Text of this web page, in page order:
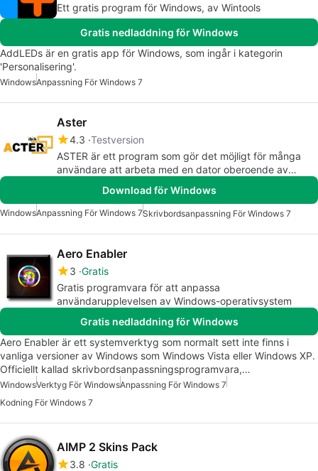
Ett gratis program för Windows, av Wintools
Gratis nedladdning för Windows
AddLEDs är en gratis app för Windows, som ingår i kategorin
'Personalisering'.
WindowsAnpassning För Windows 7
Aster
4.3 Testversion
ASTER är ett program som gör det möjligt för många
användare att arbeta med en dator oberoende av
Download för Windows
WindowsAnpassning För Windows 7Skrivbordsanpassning För Windows 7
Aero Enabler
3 Gratis
Gratis programvara för att anpassa
användarupplevelsen av Windows-operativsystem
Gratis nedladdning för Windows
Aero Enabler är ett systemverktyg som normalt sett inte finns i
vanliga versioner av Windows som Windows Vista eller Windows XP.
Officiellt kallad skrivbordsanpassningsprogramvara,…
WindowsVerktyg För WindowsAnpassning För Windows 7
Kodning För Windows 7
AIMP 2 Skins Pack
3.8 Gratis